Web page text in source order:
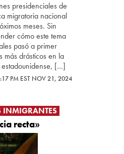
presidenciales de
migratoria nacional
meses. Sin
cómo este tema
pasó a primer
más drásticos en la
[…]
PM EST NOV 21, 2024
recta»